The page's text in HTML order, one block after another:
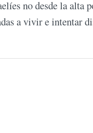
no desde la alta
a vivir e intentar